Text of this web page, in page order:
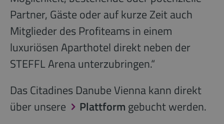
Partner, Gäste oder auf kurze Zeit auch
Mitglieder des Profiteams in einem
luxuriösen Aparthotel direkt neben der
STEFFL Arena unterzubringen.“
Das Citadines Danube Vienna kann direkt
über unsere
Plattform gebucht werden.